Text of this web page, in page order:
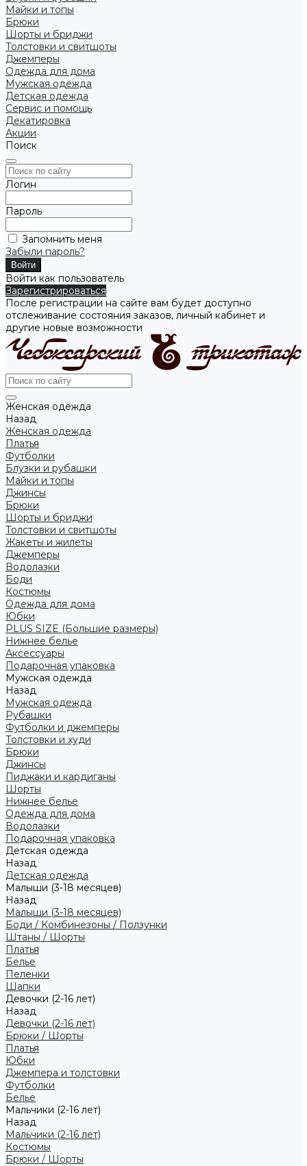
Майки и топы
Брюки
Шорты и бриджи
Толстовки и свитшоты
Джемперы
Одежда для дома
Мужская одежда
Детская одежда
Сервис и помощь
Декатировка
Акции
Поиск
Логин
Пароль
Запомнить меня
Забыли пароль?
Войти как пользователь
Зарегистрироваться
После регистрации на сайте вам будет доступно
отслеживание состояния заказов, личный кабинет и
другие новые возможности
Женская одежда
Назад
Женская одежда
Платья
Футболки
Блузки и рубашки
Майки и топы
Джинсы
Брюки
Шорты и бриджи
Толстовки и свитшоты
Жакеты и жилеты
Джемперы
Водолазки
Боди
Костюмы
Одежда для дома
Юбки
PLUS SIZE (Большие размеры)
Нижнее белье
Аксессуары
Подарочная упаковка
Мужская одежда
Назад
Мужская одежда
Рубашки
Футболки и джемперы
Толстовки и худи
Брюки
Джинсы
Пиджаки и кардиганы
Шорты
Нижнее белье
Одежда для дома
Водолазки
Подарочная упаковка
Детская одежда
Назад
Детская одежда
Малыши (3-18 месяцев)
Назад
Малыши (3-18 месяцев)
Боди / Комбинезоны / Ползунки
Штаны / Шорты
Платья
Белье
Пеленки
Шапки
Девочки (2-16 лет)
Назад
Девочки (2-16 лет)
Брюки / Шорты
Платья
Юбки
Джемпера и толстовки
Футболки
Белье
Мальчики (2-16 лет)
Назад
Мальчики (2-16 лет)
Костюмы
Брюки / Шорты